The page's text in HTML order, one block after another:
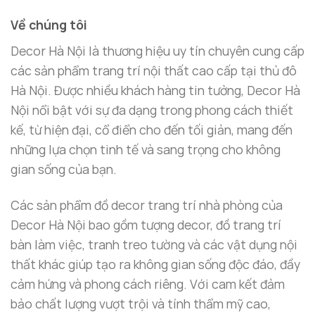
hợp với những không gian sống yêu thích sự tối giản
nhưng vẫn muốn tạo điểm nhấn đặc biệt.
Kích Thước Phù Hợp Với Mọi Không Gian
Lọ hoa hình cây xương rồng sáng tạo từDecor Hà
Nộicó hai kích thước, giúp bạn dễ dàng lựa chọn
sản phẩm phù hợp với không gian sống của mình:
Lớn: D28cm x R8cm x C30cm
Với hai kích thước này, bạn có thể dễ dàng trang trí
lọ hoa hình cây xương rồng sáng tạo trên bàn làm
việc, kệ tivi, bàn trà hay các không gian khác trong
Về chúng tôi
Decor Hà Nội là thương hiệu uy tín chuyên cung cấp
các sản phẩm trang trí nội thất cao cấp tại thủ đô
Hà Nội. Được nhiều khách hàng tin tưởng, Decor Hà
Nội nổi bật với sự đa dạng trong phong cách thiết
kế, từ hiện đại, cổ điển cho đến tối giản, mang đến
những lựa chọn tinh tế và sang trọng cho không
gian sống của bạn.
Các sản phẩm đồ decor trang trí nhà phòng của
Decor Hà Nội bao gồm tượng decor, đồ trang trí
bàn làm việc, tranh treo tường và các vật dụng nội
thất khác giúp tạo ra không gian sống độc đáo, đầy
cảm hứng và phong cách riêng. Với cam kết đảm
bảo chất lượng vượt trội và tính thẩm mỹ cao,